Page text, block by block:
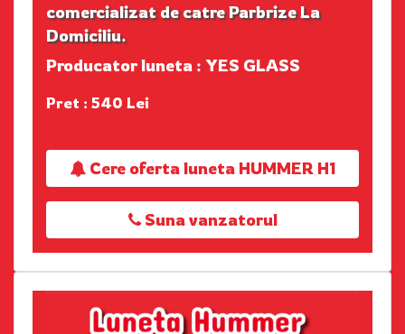
comercializat de catre Parbrize La
Domiciliu.
Producator luneta : YES GLASS
Pret : 540 Lei
Cere oferta luneta HUMMER H1
Suna vanzatorul